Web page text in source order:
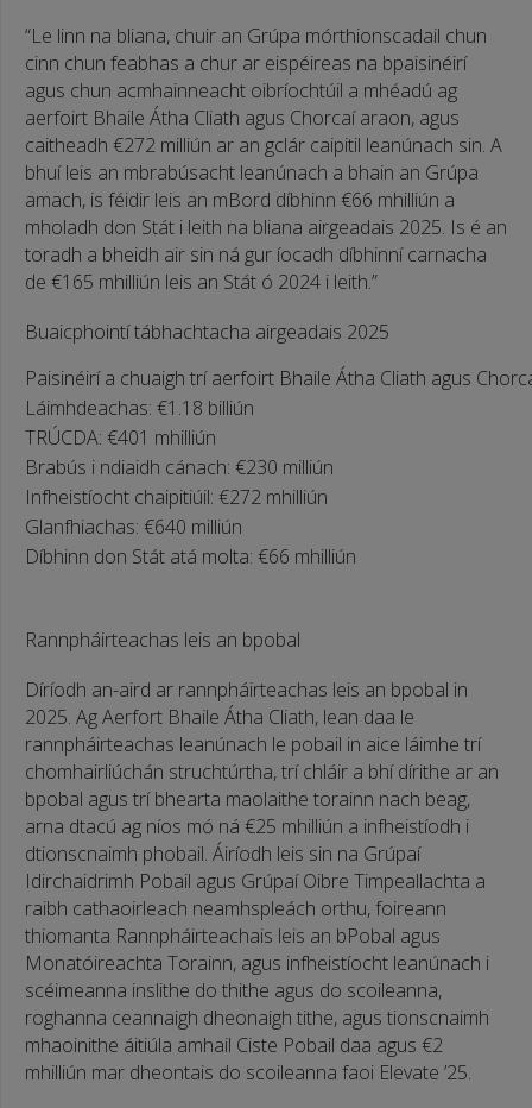
“Le linn na bliana, chuir an Grúpa mórthionscadail chun
cinn chun feabhas a chur ar eispéireas na bpaisinéirí
agus chun acmhainneacht oibríochtúil a mhéadú ag
aerfoirt Bhaile Átha Cliath agus Chorcaí araon, agus
caitheadh €272 milliún ar an gclár caipitil leanúnach sin. A
bhuí leis an mbrabúsacht leanúnach a bhain an Grúpa
amach, is féidir leis an mBord díbhinn €66 mhilliún a
mholadh don Stát i leith na bliana airgeadais 2025. Is é an
toradh a bheidh air sin ná gur íocadh díbhinní carnacha
de €165 mhilliún leis an Stát ó 2024 i leith.”
Buaicphointí tábhachtacha airgeadais 2025
Paisinéirí a chuaigh trí aerfoirt Bhaile Átha Cliath agus
Láimhdeachas: €1.18 billiún
TRÚCDA: €401 mhilliún
Brabús i ndiaidh cánach: €230 milliún
Infheistíocht chaipitiúil: €272 mhilliún
Glanfhiachas: €640 milliún
Díbhinn don Stát atá molta: €66 mhilliún
Rannpháirteachas leis an bpobal
Díríodh an-aird ar rannpháirteachas leis an bpobal in
2025. Ag Aerfort Bhaile Átha Cliath, lean daa le
rannpháirteachas leanúnach le pobail in aice láimhe trí
chomhairliúchán struchtúrtha, trí chláir a bhí dírithe ar an
bpobal agus trí bhearta maolaithe torainn nach beag,
arna dtacú ag níos mó ná €25 mhilliún a infheistíodh i
dtionscnaimh phobail. Áiríodh leis sin na Grúpaí
Idirchaidrimh Pobail agus Grúpaí Oibre Timpeallachta a
raibh cathaoirleach neamhspleách orthu, foireann
thiomanta Rannpháirteachais leis an bPobal agus
Monatóireachta Torainn, agus infheistíocht leanúnach i
scéimeanna inslithe do thithe agus do scoileanna,
roghanna ceannaigh dheonaigh tithe, agus tionscnaimh
mhaoinithe áitiúla amhail Ciste Pobail daa agus €2
mhilliún mar dheontais do scoileanna faoi Elevate ’25.